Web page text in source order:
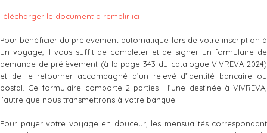
Télécharger le document a remplir ici
Pour bénéficier du prélèvement automatique lors de votre inscription à
un voyage, il vous suffit de compléter et de signer un formulaire de
demande de prélèvement (à la page 343 du catalogue VIVREVA 2024)
et de le retourner accompagné d’un relevé d’identité bancaire ou
postal. Ce formulaire comporte 2 parties : l’une destinée à VIVREVA,
l’autre que nous transmettrons à votre banque.
Pour payer votre voyage en douceur, les mensualités correspondant